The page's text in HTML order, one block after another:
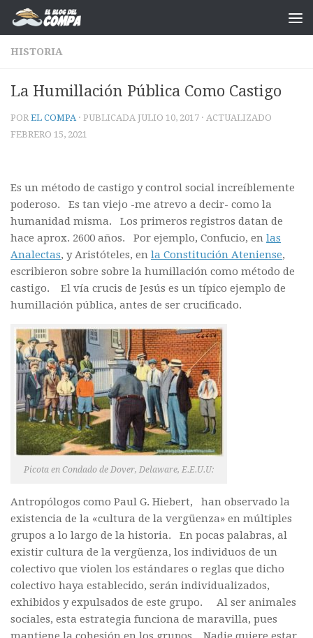
Saltar al contenido
HISTORIA
La Humillación Pública Como Castigo
POR EL COMPA · PUBLICADA JULIO 10, 2017 · ACTUALIZADO
FEBRERO 15, 2021
Es un método de castigo y control social increíblemente
poderoso. Es tan viejo -me atrevo a decir- como la
humanidad misma. Los primeros registros datan de
hace aprox. 2600 años. Por ejemplo, Confucio, en las
Analectas, y Aristóteles, en la Constitución Ateniense,
escribieron sobre sobre la humillación como método de
castigo. El vía crucis de Jesús es un típico ejemplo de
humillación pública, antes de ser crucificado.
Picota en Condado de Dover, Delaware, E.E.U.U:
Antropólogos como Paul G. Hiebert, han observado la
existencia de la «cultura de la vergüenza» en múltiples
grupos a lo largo de la historia.
En pocas palabras, al
existir cultura de la vergüenza, los individuos de un
colectivo que violen los estándares o reglas que dicho
colectivo haya establecido, serán individualizados,
exhibidos y expulsados de este grupo. Al ser animales
sociales, esta estrategia funciona de maravilla, pues